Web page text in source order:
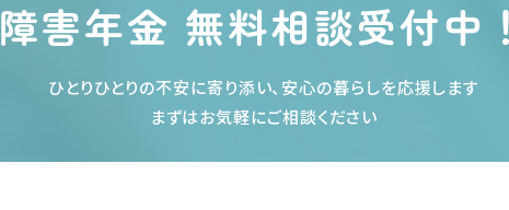
障害年金 無料相談受付中
ひとりひとりの不安に寄り添い、安心の暮らしを応援します
まずはお気軽にご相談ください